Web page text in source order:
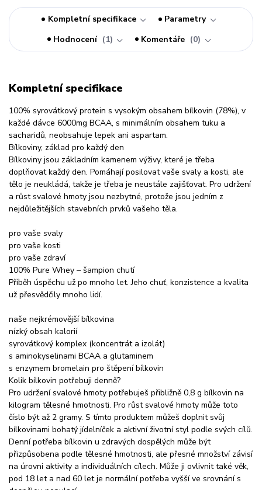
Kompletní specifikace
Parametry
Hodnocení
1 Komentáře 0
Kompletní specifikace
100% syrovátkový protein s vysokým obsahem bílkovin (78%), v
každé dávce 6000mg BCAA, s minimálním obsahem tuku a
sacharidů, neobsahuje lepek ani aspartam.
Bílkoviny, základ pro každý den
Bílkoviny jsou základním kamenem výživy, které je třeba
doplňovat každý den. Pomáhají posilovat vaše svaly a kosti, ale
tělo je neukládá, takže je třeba je neustále zajišťovat. Pro udržení
a růst svalové hmoty jsou nezbytné, protože jsou jedním z
nejdůležitějších stavebních prvků vašeho těla.
pro vaše svaly
pro vaše kosti
pro vaše zdraví
100% Pure Whey – šampion chutí
Příběh úspěchu už po mnoho let. Jeho chuť, konzistence a kvalita
už přesvědčily mnoho lidí.
naše nejkrémovější bílkovina
nízký obsah kalorií
syrovátkový komplex (koncentrát a izolát)
s aminokyselinami BCAA a glutaminem
s enzymem bromelain pro štěpení bílkovin
Kolik bílkovin potřebuji denně?
Pro udržení svalové hmoty potřebuješ přibližně 0,8 g bílkovin na
kilogram tělesné hmotnosti. Pro růst svalové hmoty může toto
číslo být až 2 gramy. S tímto produktem můžeš doplnit svůj
bílkovinami bohatý jídelníček a aktivní životní styl podle svých cílů.
Denní potřeba bílkovin u zdravých dospělých může být
přizpůsobena podle tělesné hmotnosti, ale přesné množství závisí
na úrovni aktivity a individuálních cílech. Může ji ovlivnit také věk,
pod 18 let a nad 60 let je normální potřeba vyšší ve srovnání s